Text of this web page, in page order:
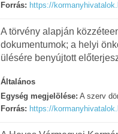
Forrás: https://
A törvény alapján
dokumentumok; a helyi
ülésére benyújtott
Általános
Egység megjelölése: A szerv
Forrás: https://